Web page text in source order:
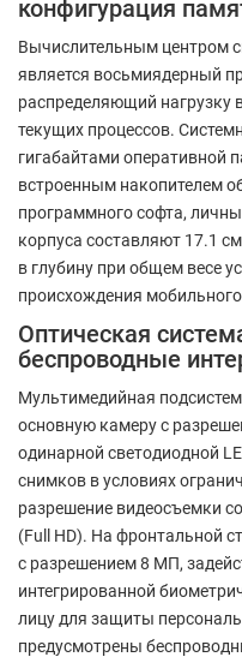
конфигурация
Вычислительным центром
является восьмиядерный
распределяющий нагрузку
текущих процессов.
гигабайтами оперативной
встроенным накопителем
программного софта,
корпуса составляют 17.1
в глубину при общем весе
происхождения
Оптическая
беспроводные
Мультимедийная
основную камеру с
одинарной светодиодной
снимков в условиях
разрешение видеосъемки
(Full HD). На фронтальной
с разрешением 8 МП,
интегрированной
лицу для защиты
предусмотрены